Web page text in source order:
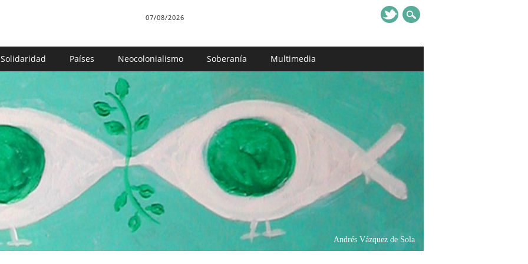
07/08/2026
Solidaridad Países Neocolonialismo Soberanía Multimedia
Andrés Vázquez de Sola